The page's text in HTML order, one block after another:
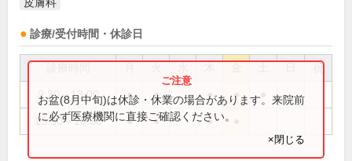
診療/受付時間・休診日
祝
9:30～13:00 ● ● ● ●
15:30～18:30 ● ● ●
お盆(8月中旬)は休診・休業の場合があります。来院前
に必ず医療機関に直接ご確認ください。
×閉じる